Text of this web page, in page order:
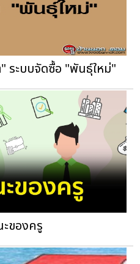
ระบบจัดซื้อ "พันธุ์ใหม่"
ของครู